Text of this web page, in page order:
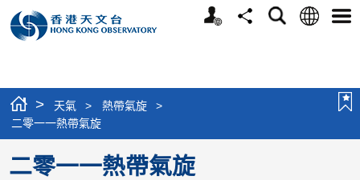
個
分
搜
語
選
> 天氣 > 熱帶氣旋
>
二零一一熱帶氣旋
二零一一熱帶氣旋